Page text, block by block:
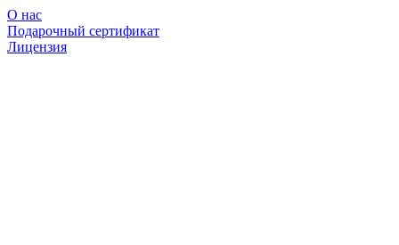
О нас
Подарочный сертификат
Лицензия